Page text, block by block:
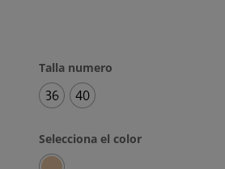
Talla numero
36 40
Selecciona el color